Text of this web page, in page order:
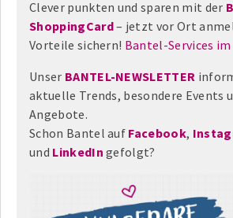
Clever punkten und sparen mit der
ShoppingCard– jetzt vor Ort
Vorteile sichern! Bantel-Services
Unser BANTEL-NEWSLETTER
aktuelle Trends, besondere Events
Angebote.
Schon Bantel auf Facebook,
und LinkedIn gefolgt?